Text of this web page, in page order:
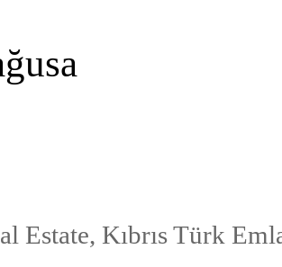
Estate, Kıbrıs Türk